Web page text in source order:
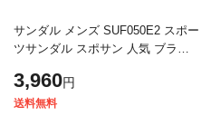
サンダル メンズ SUF050E2 スポー
ツサンダル スポサン 人気 ブラン
SUF050E2D ブラック 靴 シューズ
3,960円
送料無料